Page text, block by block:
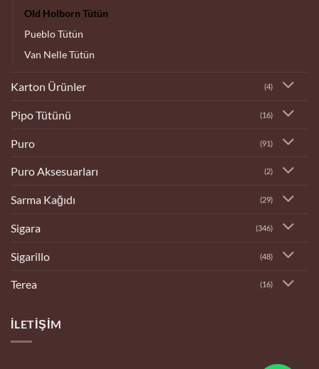
Old Holborn Tütün
Pueblo Tütün
Van Nelle Tütün
Karton Ürünler (4)
Pipo Tütünü (16)
Puro (91)
Puro Aksesuarları (2)
Sarma Kağıdı (29)
Sigara (346)
Sigarillo (48)
Terea (16)
İLETIŞIM